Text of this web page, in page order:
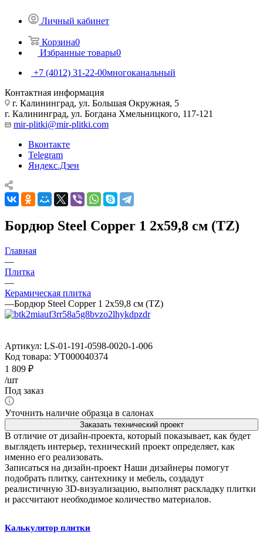
Личный кабинет
Корзина0
Избранные товары0
+7 (4012) 31-22-00многоканальный
Контактная информация
г. Калининград, ул. Большая Окружная, 5
г. Калининград, ул. Богдана Хмельницкого, 117-121
mir-plitki@mir-plitki.com
Вконтакте
Telegram
Яндекс.Дзен
Бордюр Steel Copper 1 2x59,8 см (TZ)
Главная
—
Плитка
—
Керамическая плитка
—Бордюр Steel Copper 1 2x59,8 см (TZ)
Артикул: LS-01-191-0598-0020-1-006
Код товара: УТ000040374
1 809 ₽
/шт
Под заказ
Уточнить наличие образца в салонах
Заказать технический проект
В отличие от дизайн-проекта, который показывает, как будет
выглядеть интерьер, технический проект определяет, как
именно его реализовать.
Записаться на дизайн-проект Наши дизайнеры помогут
подобрать плитку, сантехнику и мебель, создадут
реалистичную 3D-визуализацию, выполнят раскладку плитки
и рассчитают необходимое количество материалов.
Калькулятор плитки